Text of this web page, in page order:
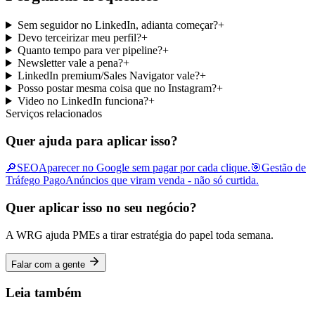
Sem seguidor no LinkedIn, adianta começar?+
Devo terceirizar meu perfil?+
Quanto tempo para ver pipeline?+
Newsletter vale a pena?+
LinkedIn premium/Sales Navigator vale?+
Posso postar mesma coisa que no Instagram?+
Video no LinkedIn funciona?+
Serviços relacionados
Quer ajuda para aplicar isso?
🔎SEOAparecer no Google sem pagar por cada clique.🎯Gestão de
Tráfego PagoAnúncios que viram venda - não só curtida.
Quer aplicar isso no seu negócio?
A WRG ajuda PMEs a tirar estratégia do papel toda semana.
Falar com a gente
Leia também